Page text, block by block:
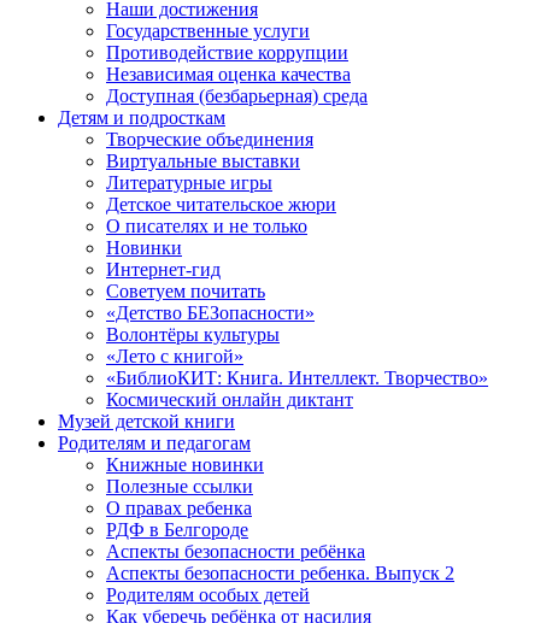
Наши достижения
Государственные услуги
Противодействие коррупции
Независимая оценка качества
Доступная (безбарьерная) среда
Детям и подросткам
Творческие объединения
Виртуальные выставки
Литературные игры
Детское читательское жюри
О писателях и не только
Новинки
Интернет-гид
Советуем почитать
«Детство БЕЗопасности»
Волонтёры культуры
«Лето с книгой»
«БиблиоКИТ: Книга. Интеллект. Творчество»
Космический онлайн диктант
Музей детской книги
Родителям и педагогам
Книжные новинки
Полезные ссылки
О правах ребенка
РДФ в Белгороде
Аспекты безопасности ребёнка
Аспекты безопасности ребенка. Выпуск 2
Родителям особых детей
Как уберечь ребёнка от насилия